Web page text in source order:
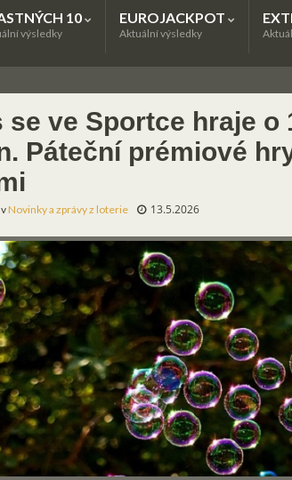
10
výsledky
EUROJACKPOT
Aktuální výsledky
se ve Sportce hraje o
Páteční prémiové
vNovinky a zprávy z loterie 13.5.2026